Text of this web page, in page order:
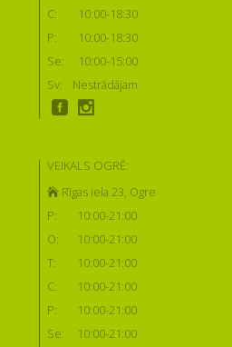
C:
10:00-18:30
P:
10:00-18:30
Se:
10:00-15:00
Sv:
Nestrādājam
VEIKALS OGRĒ:
Rīgas iela 23, Ogre
P:
10:00-21:00
O:
10:00-21:00
T:
10:00-21:00
C:
10:00-21:00
P:
10:00-21:00
Se:
10:00-21:00